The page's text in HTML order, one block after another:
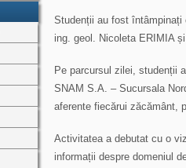
Studenții au fost întâmpinați
ing. geol. Nicoleta ERIMIA
Pe parcursul zilei, studenții
SNAM S.A. – Sucursala
aferente fiecărui zăcământ,
Activitatea a debutat cu o
informații despre domeniul